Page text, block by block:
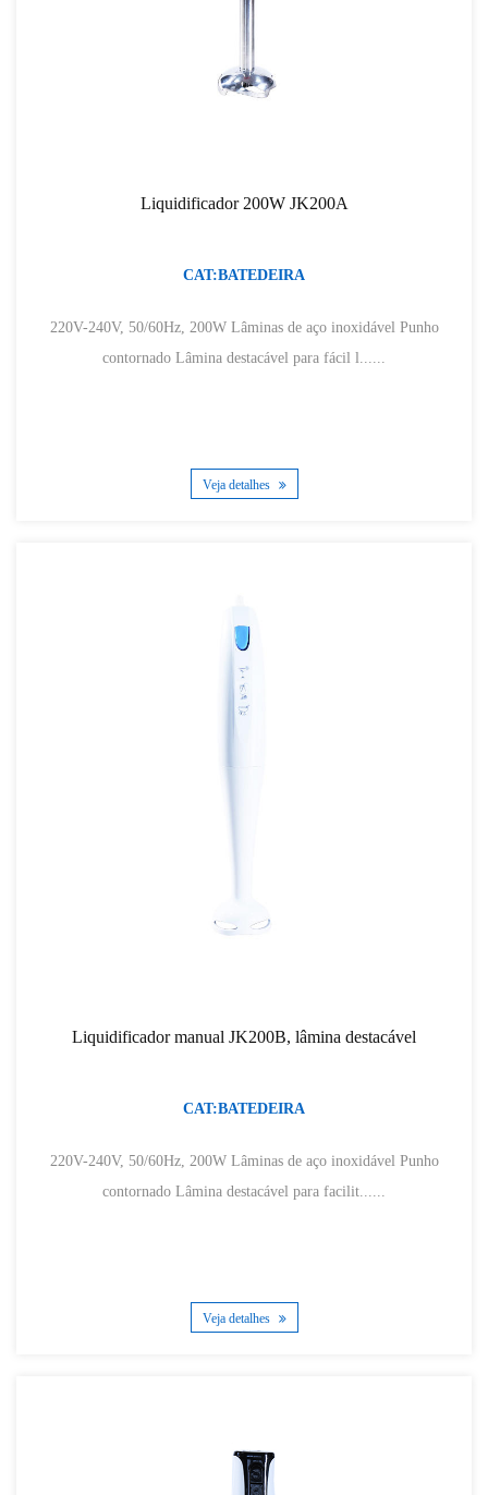
Liquidificador 200W JK200A
CAT:BATEDEIRA
220V-240V, 50/60Hz, 200W Lâminas de aço inoxidável Punho
contornado Lâmina destacável para fácil l......
Veja detalhes
Liquidificador manual JK200B, lâmina destacável
CAT:BATEDEIRA
220V-240V, 50/60Hz, 200W Lâminas de aço inoxidável Punho
contornado Lâmina destacável para facilit......
Veja detalhes